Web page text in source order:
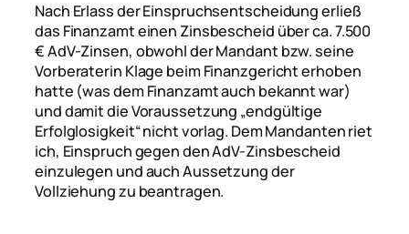
Nach Erlass der Einspruchsentscheidung erließ
das Finanzamt einen Zinsbescheid über ca. 7.500
€ AdV-Zinsen, obwohl der Mandant bzw. seine
Vorberaterin Klage beim Finanzgericht erhoben
hatte (was dem Finanzamt auch bekannt war)
und damit die Voraussetzung „endgültige
Erfolglosigkeit“ nicht vorlag. Dem Mandanten riet
ich, Einspruch gegen den AdV-Zinsbescheid
einzulegen und auch Aussetzung der
Vollziehung zu beantragen.